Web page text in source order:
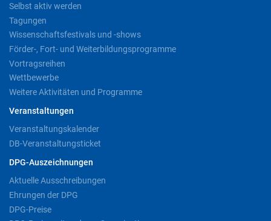
Selbst aktiv werden
Tagungen
Wissenschaftsfestivals und -shows
Förder-, Fort- und Weiterbildungsprogramme
Vortragsreihen
Wettbewerbe
Weitere Aktivitäten und Programme
Veranstaltungen
Veranstaltungskalender
DB-Veranstaltungsticket
DPG-Auszeichnungen
Aktuelle Ausschreibungen
Ehrungen der DPG
DPG-Preise